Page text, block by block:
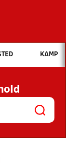
du søge efter?
NYHEDER
OG
KAMP